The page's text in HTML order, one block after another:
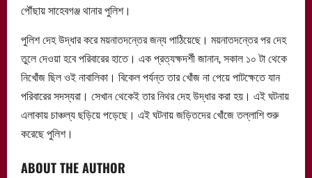
পৌঁছায় সাহেবগঞ্জ থানার পুলিশ।
পুলিশ দেহ উদ্ধার করে ময়নাতদন্তের জন্য পাঠিয়েছে। ময়নাতদন্তের পর দেহ
তুলে দেওয়া হবে পরিবারের হাতে। এক প্রত্যক্ষদর্শী জানান, সকাল ১০ টা থেকে
নিখোঁজ ছিল ওই নাবালিকা। বিকেল পর্যন্ত তার খোঁজ না পেয়ে পাটক্ষেতে যান
পরিবারের সদস্যরা। সেখান থেকেই তার নিথর দেহ উদ্ধার করা হয়। এই ঘটনায়
এলাকায় চাঞ্চল্য ছড়িয়ে পড়েছে। এই ঘটনায় জড়িতদের খোঁজে তল্লাশি শুরু
করেছে পুলিশ।
ABOUT THE AUTHOR